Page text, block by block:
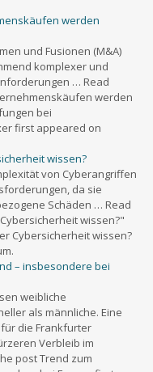
werden
und Fusionen (M&A)
komplexer und
… Read
werden
bei
first appeared on
wissen?
von Cyberangriffen
da sie
Schäden … Read
wissen?"
Cybersicherheit wissen?
– insbesondere bei
weibliche
als männliche. Eine
die Frankfurter
Verbleib im
post Trend zum